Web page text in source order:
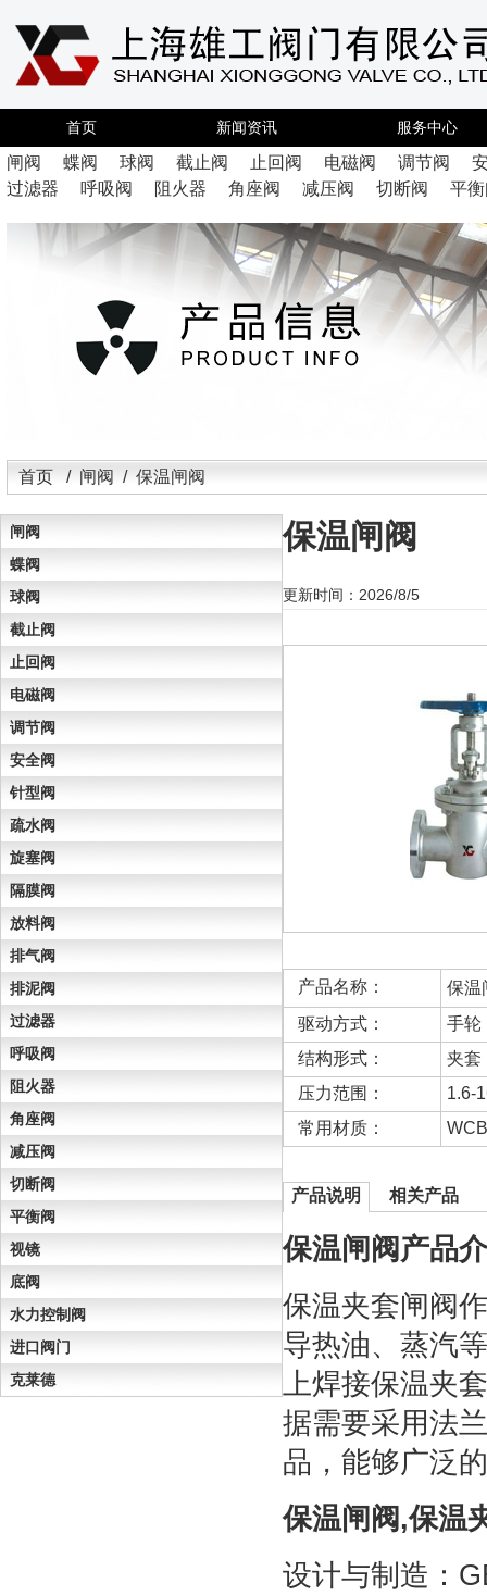
首页 新闻资讯 服务中心
闸阀 蝶阀 球阀 截止阀 止回阀 电磁阀 调节阀
过滤器
呼吸阀 阻火器 角座阀 减压阀 切断阀 平
首页 / 闸阀 / 保温闸阀
闸阀
蝶阀
球阀
截止阀
止回阀
电磁阀
调节阀
安全阀
针型阀
疏水阀
旋塞阀
隔膜阀
放料阀
排气阀
排泥阀
过滤器
呼吸阀
阻火器
角座阀
减压阀
切断阀
平衡阀
视镜
底阀
水力控制阀
进口阀门
克莱德
保温闸阀
更新时间：2026/8/5
产品名称：
保温
驱动方式：
手轮
结构形式：
夹套
压力范围：
1.6-
常用材质：
产品说明 相关产品
保温闸阀产品
保温夹套闸阀
导热油、蒸汽
上焊接保温夹
据需要采用法
品，能够广泛
保温闸阀,保温
设计与制造：